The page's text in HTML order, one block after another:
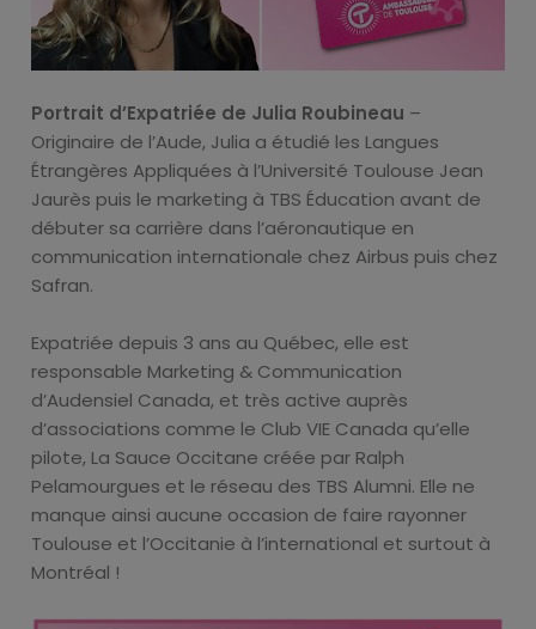
Portrait d’Expatriée de Julia Roubineau –
Originaire de l’Aude, Julia a étudié les Langues
Étrangères Appliquées à l’Université Toulouse Jean
Jaurès puis le marketing à TBS Éducation avant de
débuter sa carrière dans l’aéronautique en
communication internationale chez Airbus puis chez
Safran.
Expatriée depuis 3 ans au Québec, elle est
responsable Marketing & Communication
d’Audensiel Canada, et très active auprès
d’associations comme le Club VIE Canada qu’elle
pilote, La Sauce Occitane créée par Ralph
Pelamourgues et le réseau des TBS Alumni. Elle ne
manque ainsi aucune occasion de faire rayonner
Toulouse et l’Occitanie à l’international et surtout à
Montréal !